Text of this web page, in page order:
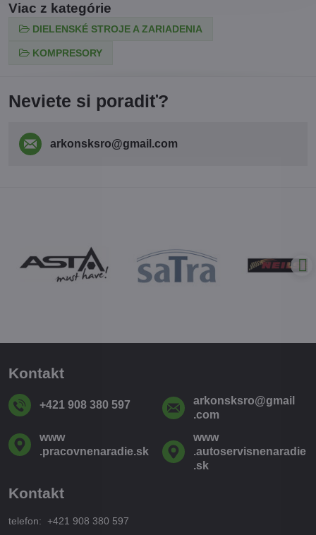
Viac z kategórie
DIELENSKÉ STROJE A ZARIADENIA
KOMPRESORY
Neviete si poradiť?
arkonsksro​@gmail​.com
Kontakt
+421 908 380 597
arkonsksro​@gmail​
.com
www​
.pracovnenaradie​.sk
www​
.autoservisnenaradie​
.sk
Kontakt
telefon: +421 908 380 597